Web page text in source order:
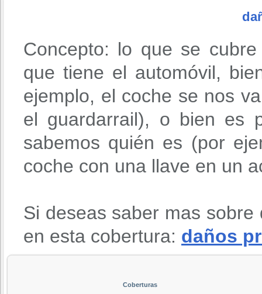
Concepto: lo que se
que tiene el automóvil,
ejemplo, el coche se nos
el guardarrail), o bien es
sabemos quién es (por
coche con una llave en un
Si deseas saber mas
en esta cobertura: daños
Coberturas